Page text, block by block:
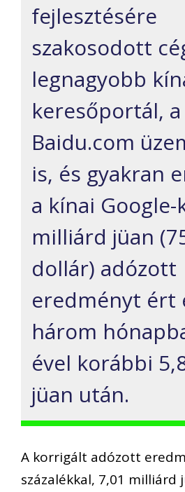
fejlesztésére
szakosodott
legnagyobb
keresőportál, a
Baidu.com
is, és gyakran
a kínai
milliárd jüan
dollár) adózott
eredményt ért
három
ével korábbi
jüan után.
A korrigált adózott
százalékkal, 7,01